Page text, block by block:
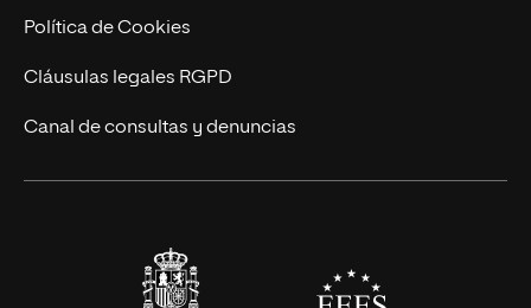
Cursos Universitarios
Actualidad
UNIR Revista
Eventos
Política de Cookies
Cláusulas legales RGPD
Canal de consultas y denuncias